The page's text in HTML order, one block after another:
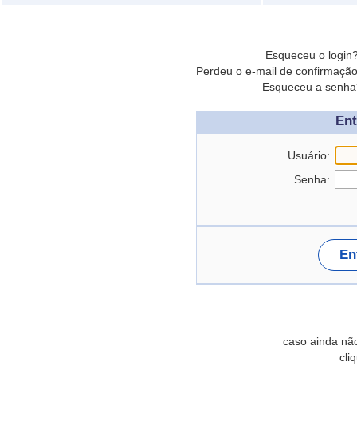
Esqueceu o
Perdeu o e-mail de
Esqueceu a
Usuário:
Senha:
caso ainda